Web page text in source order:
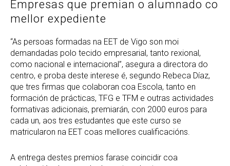
Empresas que premian o alumnado co
mellor expediente
“As persoas formadas na EET de Vigo son moi
demandadas polo tecido empresarial, tanto rexional,
como nacional e internacional”, asegura a directora do
centro, e proba deste interese é, segundo Rebeca Díaz,
que tres firmas que colaboran coa Escola, tanto en
formación de prácticas, TFG e TFM e outras actividades
formativas adicionais, premiarán, con 2000 euros para
cada un, aos tres estudantes que este curso se
matricularon na EET coas mellores cualificacións.
A entrega destes premios farase coincidir coa